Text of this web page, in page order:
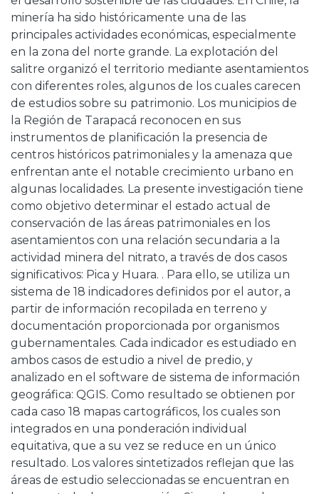
minería ha sido históricamente una de las
principales actividades económicas, especialmente
en la zona del norte grande. La explotación del
salitre organizó el territorio mediante asentamientos
con diferentes roles, algunos de los cuales carecen
de estudios sobre su patrimonio. Los municipios de
la Región de Tarapacá reconocen en sus
instrumentos de planificación la presencia de
centros históricos patrimoniales y la amenaza que
enfrentan ante el notable crecimiento urbano en
algunas localidades. La presente investigación tiene
como objetivo determinar el estado actual de
conservación de las áreas patrimoniales en los
asentamientos con una relación secundaria a la
actividad minera del nitrato, a través de dos casos
significativos: Pica y Huara. . Para ello, se utiliza un
sistema de 18 indicadores definidos por el autor, a
partir de información recopilada en terreno y
documentación proporcionada por organismos
gubernamentales. Cada indicador es estudiado en
ambos casos de estudio a nivel de predio, y
analizado en el software de sistema de información
geográfica: QGIS. Como resultado se obtienen por
cada caso 18 mapas cartográficos, los cuales son
integrados en una ponderación individual
equitativa, que a su vez se reduce en un único
resultado. Los valores sintetizados reflejan que las
áreas de estudio seleccionadas se encuentran en